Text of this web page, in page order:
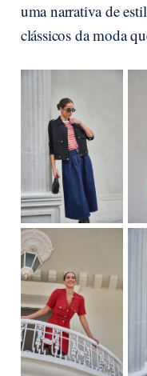
uma narrativa de
clássicos da moda